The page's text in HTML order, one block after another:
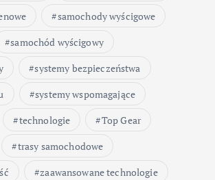
samochody wyścigowe
samochód wyścigowy
systemy bezpieczeństwa
systemy wspomagające
technologie
Top Gear
trasy samochodowe
zaawansowane technologie